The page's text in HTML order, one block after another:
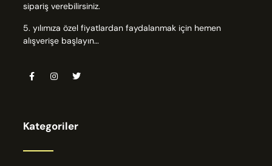
sipariş verebilirsiniz.
5. yılımıza özel fiyatlardan faydalanmak için hemen
alışverişe başlayın…
Kategoriler